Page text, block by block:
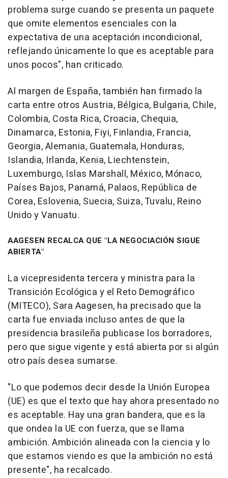
problema surge cuando se presenta un paquete
que omite elementos esenciales con la
expectativa de una aceptación incondicional,
reflejando únicamente lo que es aceptable para
unos pocos", han criticado.
Al margen de España, también han firmado la
carta entre otros Austria, Bélgica, Bulgaria, Chile,
Colombia, Costa Rica, Croacia, Chequia,
Dinamarca, Estonia, Fiyi, Finlandia, Francia,
Georgia, Alemania, Guatemala, Honduras,
Islandia, Irlanda, Kenia, Liechtenstein,
Luxemburgo, Islas Marshall, México, Mónaco,
Países Bajos, Panamá, Palaos, República de
Corea, Eslovenia, Suecia, Suiza, Tuvalu, Reino
Unido y Vanuatu.
AAGESEN RECALCA QUE "LA NEGOCIACIÓN SIGUE
ABIERTA"
La vicepresidenta tercera y ministra para la
Transición Ecológica y el Reto Demográfico
(MITECO), Sara Aagesen, ha precisado que la
carta fue enviada incluso antes de que la
presidencia brasileña publicase los borradores,
pero que sigue vigente y está abierta por si algún
otro país desea sumarse.
"Lo que podemos decir desde la Unión Europea
(UE) es que el texto que hay ahora presentado no
es aceptable. Hay una gran bandera, que es la
que ondea la UE con fuerza, que se llama
ambición. Ambición alineada con la ciencia y lo
que estamos viendo es que la ambición no está
presente", ha recalcado.